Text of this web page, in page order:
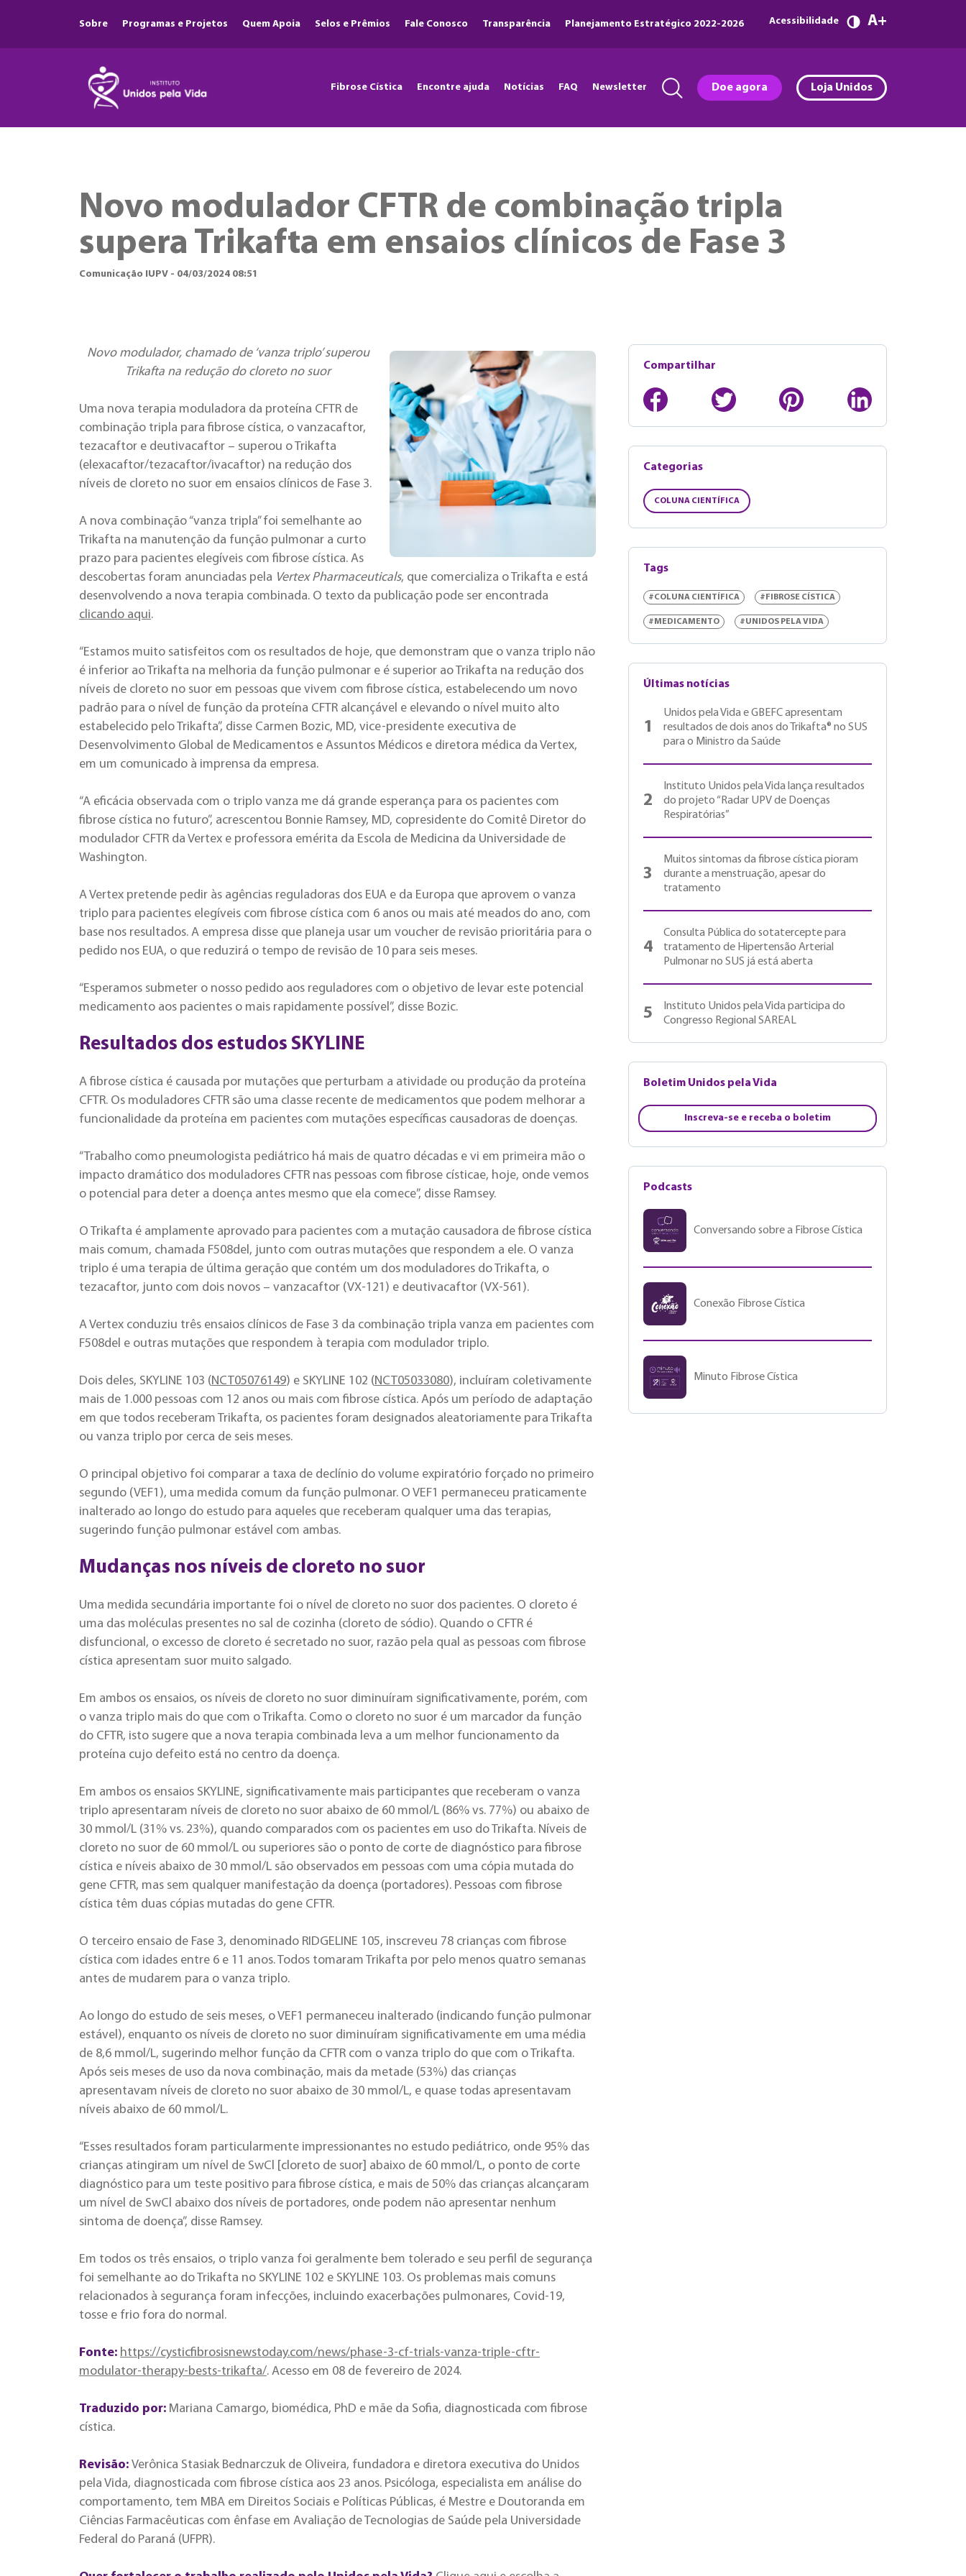
Sobre Programas e Projetos Quem Apoia Selos e Prêmios Fale Conosco Transparência Planejamento Estratégico 2022-2026 Acessibilidade A
Fibrose Cística Encontre ajuda Notícias FAQ Newsletter Doe agora Loja Unidos
Novo modulador CFTR de combinação tripla
supera Trikafta em ensaios clínicos de Fase 3
Comunicação IUPV - 04/03/2024 08:51
Novo modulador, chamado de ‘vanza triplo’ superou
Trikafta na redução do cloreto no suor
Uma nova terapia moduladora da proteína CFTR de
combinação tripla para fibrose cística, o vanzacaftor,
tezacaftor e deutivacaftor – superou o Trikafta
(elexacaftor/tezacaftor/ivacaftor) na redução dos
níveis de cloreto no suor em ensaios clínicos de Fase 3.
A nova combinação “vanza tripla” foi semelhante ao
Trikafta na manutenção da função pulmonar a curto
prazo para pacientes elegíveis com fibrose cística. As
descobertas foram anunciadas pela Vertex Pharmaceuticals, que comercializa o Trikafta e está
desenvolvendo a nova terapia combinada. O texto da publicação pode ser encontrada
clicando aqui.
“Estamos muito satisfeitos com os resultados de hoje, que demonstram que o vanza triplo não
é inferior ao Trikafta na melhoria da função pulmonar e é superior ao Trikafta na redução dos
níveis de cloreto no suor em pessoas que vivem com fibrose cística, estabelecendo um novo
padrão para o nível de função da proteína CFTR alcançável e elevando o nível muito alto
estabelecido pelo Trikafta”, disse Carmen Bozic, MD, vice-presidente executiva de
Desenvolvimento Global de Medicamentos e Assuntos Médicos e diretora médica da Vertex,
em um comunicado à imprensa da empresa.
“A eficácia observada com o triplo vanza me dá grande esperança para os pacientes com
fibrose cística no futuro”, acrescentou Bonnie Ramsey, MD, copresidente do Comitê Diretor do
modulador CFTR da Vertex e professora emérita da Escola de Medicina da Universidade de
Washington.
A Vertex pretende pedir às agências reguladoras dos EUA e da Europa que aprovem o vanza
triplo para pacientes elegíveis com fibrose cística com 6 anos ou mais até meados do ano, com
base nos resultados. A empresa disse que planeja usar um voucher de revisão prioritária para o
pedido nos EUA, o que reduzirá o tempo de revisão de 10 para seis meses.
“Esperamos submeter o nosso pedido aos reguladores com o objetivo de levar este potencial
medicamento aos pacientes o mais rapidamente possível”, disse Bozic.
Resultados dos estudos SKYLINE
A fibrose cística é causada por mutações que perturbam a atividade ou produção da proteína
CFTR. Os moduladores CFTR são uma classe recente de medicamentos que podem melhorar a
funcionalidade da proteína em pacientes com mutações específicas causadoras de doenças.
“Trabalho como pneumologista pediátrico há mais de quatro décadas e vi em primeira mão o
impacto dramático dos moduladores CFTR nas pessoas com fibrose císticae, hoje, onde vemos
o potencial para deter a doença antes mesmo que ela comece”, disse Ramsey.
O Trikafta é amplamente aprovado para pacientes com a mutação causadora de fibrose cística
mais comum, chamada F508del, junto com outras mutações que respondem a ele. O vanza
triplo é uma terapia de última geração que contém um dos moduladores do Trikafta, o
tezacaftor, junto com dois novos – vanzacaftor (VX-121) e deutivacaftor (VX-561).
A Vertex conduziu três ensaios clínicos de Fase 3 da combinação tripla vanza em pacientes com
F508del e outras mutações que respondem à terapia com modulador triplo.
Dois deles, SKYLINE 103 (NCT05076149) e SKYLINE 102 (NCT05033080), incluíram coletivamente
mais de 1.000 pessoas com 12 anos ou mais com fibrose cística. Após um período de adaptação
em que todos receberam Trikafta, os pacientes foram designados aleatoriamente para Trikafta
ou vanza triplo por cerca de seis meses.
O principal objetivo foi comparar a taxa de declínio do volume expiratório forçado no primeiro
segundo (VEF1), uma medida comum da função pulmonar. O VEF1 permaneceu praticamente
inalterado ao longo do estudo para aqueles que receberam qualquer uma das terapias,
sugerindo função pulmonar estável com ambas.
Mudanças nos níveis de cloreto no suor
Uma medida secundária importante foi o nível de cloreto no suor dos pacientes. O cloreto é
uma das moléculas presentes no sal de cozinha (cloreto de sódio). Quando o CFTR é
disfuncional, o excesso de cloreto é secretado no suor, razão pela qual as pessoas com fibrose
cística apresentam suor muito salgado.
Em ambos os ensaios, os níveis de cloreto no suor diminuíram significativamente, porém, com
o vanza triplo mais do que com o Trikafta. Como o cloreto no suor é um marcador da função
do CFTR, isto sugere que a nova terapia combinada leva a um melhor funcionamento da
proteína cujo defeito está no centro da doença.
Em ambos os ensaios SKYLINE, significativamente mais participantes que receberam o vanza
triplo apresentaram níveis de cloreto no suor abaixo de 60 mmol/L (86% vs. 77%) ou abaixo de
30 mmol/L (31% vs. 23%), quando comparados com os pacientes em uso do Trikafta. Níveis de
cloreto no suor de 60 mmol/L ou superiores são o ponto de corte de diagnóstico para fibrose
cística e níveis abaixo de 30 mmol/L são observados em pessoas com uma cópia mutada do
gene CFTR, mas sem qualquer manifestação da doença (portadores). Pessoas com fibrose
cística têm duas cópias mutadas do gene CFTR.
O terceiro ensaio de Fase 3, denominado RIDGELINE 105, inscreveu 78 crianças com fibrose
cística com idades entre 6 e 11 anos. Todos tomaram Trikafta por pelo menos quatro semanas
antes de mudarem para o vanza triplo.
Ao longo do estudo de seis meses, o VEF1 permaneceu inalterado (indicando função pulmonar
estável), enquanto os níveis de cloreto no suor diminuíram significativamente em uma média
de 8,6 mmol/L, sugerindo melhor função da CFTR com o vanza triplo do que com o Trikafta.
Após seis meses de uso da nova combinação, mais da metade (53%) das crianças
apresentavam níveis de cloreto no suor abaixo de 30 mmol/L, e quase todas apresentavam
níveis abaixo de 60 mmol/L.
“Esses resultados foram particularmente impressionantes no estudo pediátrico, onde 95% das
crianças atingiram um nível de SwCl [cloreto de suor] abaixo de 60 mmol/L, o ponto de corte
diagnóstico para um teste positivo para fibrose cística, e mais de 50% das crianças alcançaram
um nível de SwCl abaixo dos níveis de portadores, onde podem não apresentar nenhum
sintoma de doença”, disse Ramsey.
Em todos os três ensaios, o triplo vanza foi geralmente bem tolerado e seu perfil de segurança
foi semelhante ao do Trikafta no SKYLINE 102 e SKYLINE 103. Os problemas mais comuns
relacionados à segurança foram infecções, incluindo exacerbações pulmonares, Covid-19,
tosse e frio fora do normal.
Fonte: https://cysticfibrosisnewstoday.com/news/phase-3-cf-trials-vanza-triple-cftr-
modulator-therapy-bests-trikafta/. Acesso em 08 de fevereiro de 2024.
Traduzido por: Mariana Camargo, biomédica, PhD e mãe da Sofia, diagnosticada com fibrose
cística.
Revisão: Verônica Stasiak Bednarczuk de Oliveira, fundadora e diretora executiva do Unidos
pela Vida, diagnosticada com fibrose cística aos 23 anos. Psicóloga, especialista em análise do
comportamento, tem MBA em Direitos Sociais e Políticas Públicas, é Mestre e Doutoranda em
Ciências Farmacêuticas com ênfase em Avaliação de Tecnologias de Saúde pela Universidade
Federal do Paraná (UFPR).
Compartilhar
Categorias
COLUNA CIENTÍFICA
Tags
#COLUNA CIENTÍFICA #FIBROSE CÍSTICA
#MEDICAMENTO #UNIDOS PELA VIDA
Últimas notícias
1
Unidos pela Vida e GBEFC apresentam
resultados de dois anos do Trikafta® no SUS
para o Ministro da Saúde
2
Instituto Unidos pela Vida lança resultados
do projeto “Radar UPV de Doenças
Respiratórias”
3
Muitos sintomas da fibrose cística pioram
durante a menstruação, apesar do
tratamento
4
Consulta Pública do sotatercepte para
tratamento de Hipertensão Arterial
Pulmonar no SUS já está aberta
5
Instituto Unidos pela Vida participa do
Congresso Regional SAREAL
Boletim Unidos pela Vida
Inscreva-se e receba o boletim
Podcasts
Conversando sobre a Fibrose Cística
Conexão Fibrose Cística
Minuto Fibrose Cística